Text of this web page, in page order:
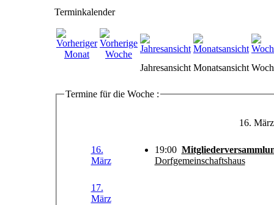
Terminkalender
Jahresansicht Monatsansicht
Termine für die Woche :
16.
16.
März
19:00
Dorfgemeinschaftshaus
17.
März